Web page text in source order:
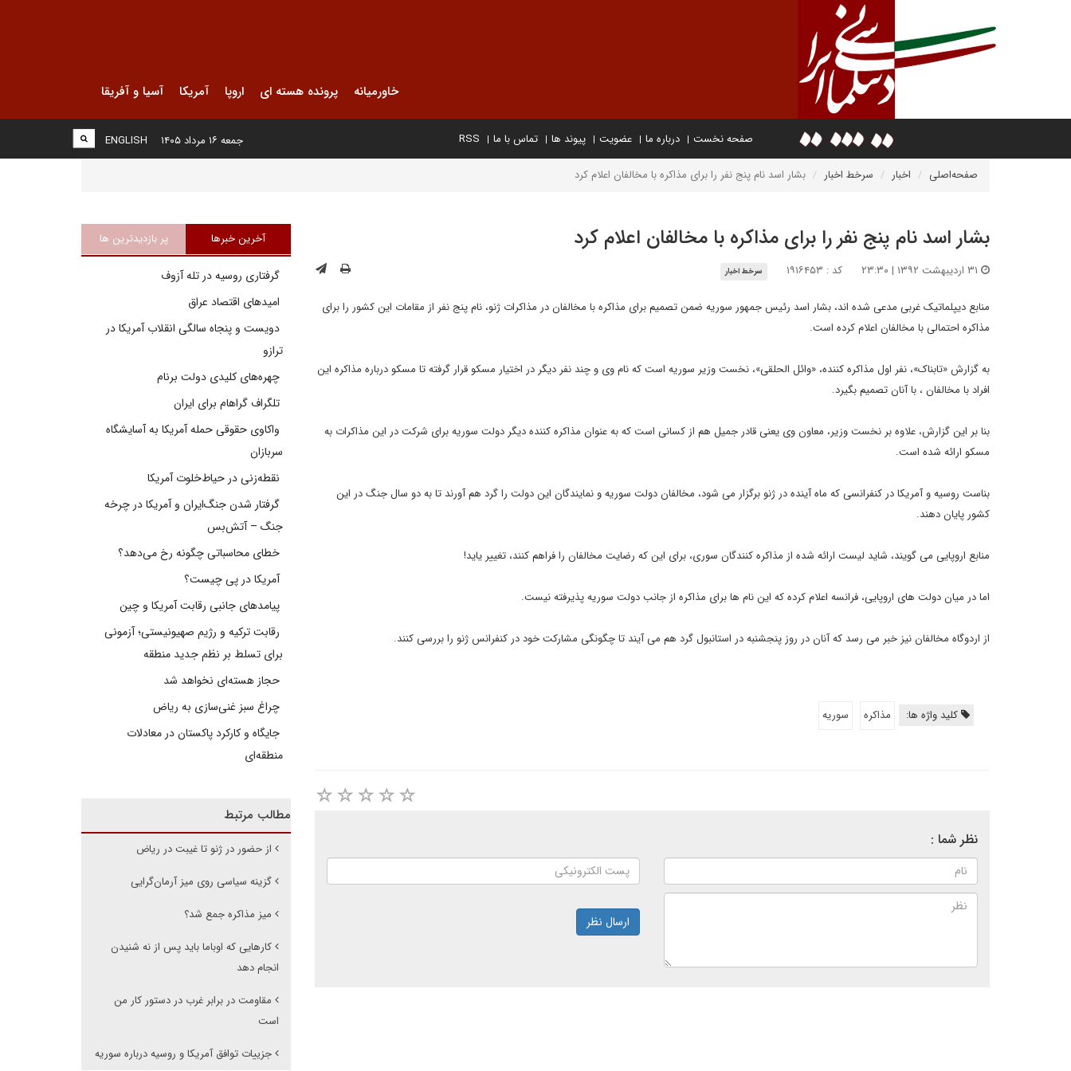
خاورمیانه پرونده هسته ای اروپا آمریکا آسیا و آفریقا
صفحه نخست درباره ما عضویت پیوند ها تماس با ما RSS
ENGLISH جمعه ۱۶ مرداد ۱۴۰۵
صفحه‌اصلی اخبار سرخط اخبار بشار اسد نام پنج نفر را برای مذاکره با مخالفان اعلام کرد
بشار اسد نام پنج نفر را برای مذاکره با مخالفان اعلام کرد
کد : ۱۹۱۶۴۵۳ سرخط اخبار
منابع دیپلماتیک غربی مدعی شده اند، بشار اسد رئیس جمهور سوریه ضمن تصمیم برای مذاکره با مخالفان در مذاکرات ژنو، نام پنج نفر از مقامات این کشور را برای
مذاکره احتمالی با مخالفان اعلام کرده است.
به گزارش «تابناک»، نفر اول مذاکره کننده، «وائل الحلقی»، نخست وزیر سوریه است که نام وی و چند نفر دیگر در اختیار مسکو قرار گرفته تا مسکو درباره مذاکره این
افراد با مخالفان ، با آنان تصمیم بگیرد.
بنا بر این گزارش، علاوه بر نخست وزیر، معاون وی یعنی قادر جمیل هم از کسانی است که به عنوان مذاکره کننده دیگر دولت سوریه برای شرکت در این مذاکرات به
مسکو ارائه شده است.
بناست روسیه و آمریکا در کنفرانسی که ماه آینده در ژنو برگزار می شود، مخالفان دولت سوریه و نمایندگان این دولت را گرد هم آورند تا به دو سال جنگ در این
کشور پایان دهند.
منابع اروپایی می گویند، شاید لیست ارائه شده از مذاکره کنندگان سوری، برای این که رضایت مخالفان را فراهم کنند، تغییر یاید!
اما در میان دولت های اروپایی، فرانسه اعلام کرده که این نام ها برای مذاکره از جانب دولت سوریه پذیرفته نیست.
از اردوگاه مخالفان نیز خبر می رسد که آنان در روز پنجشنبه در استانبول گرد هم می آیند تا چگونگی مشارکت خود در کنفرانس ژنو را بررسی کنند.
کلید واژه ها: مذاکره سوریه
نظر شما :
ارسال نظر
آخرین خبرها پر بازدیدترین ها
گرفتاری روسیه در تله آزوف
امیدهای اقتصاد عراق
دویست و پنجاه سالگی انقلاب آمریکا در
ترازو
چهره‌های کلیدی دولت برنام
تلگراف گراهام برای ایران
واکاوی حقوقی حمله آمریکا به آسایشگاه
سربازان
نقطه‌زنی در حیاط‌خلوت آمریکا
گرفتار شدن جنگ‌ایران و آمریکا در چرخه
جنگ – آتش‌بس
خطای محاسباتی چگونه رخ می‌دهد؟
آمریکا در پی چیست؟
پیامدهای جانبی رقابت آمریکا و چین
رقابت ترکیه و رژیم صهیونیستی؛ آزمونی
برای تسلط بر نظم جدید منطقه
حجاز هسته‌ای نخواهد شد
چراغ سبز غنی‌سازی به ریاض
جایگاه و کارکرد پاکستان در معادلات
منطقه‌ای
مطالب مرتبط
از حضور در ژنو تا غیبت در ریاض
گزینه سیاسی روی میز آرمان‌گرایی
میز مذاکره جمع شد؟
کارهایی که اوباما باید پس از نه شنیدن
انجام دهد
مقاومت در برابر غرب در دستور کار من
است
جزییات توافق آمریکا و روسیه درباره سوریه